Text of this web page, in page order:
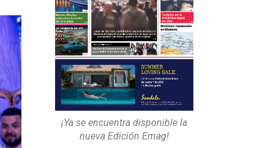
¡Ya se encuentra disponible la
nueva Edición Emag!